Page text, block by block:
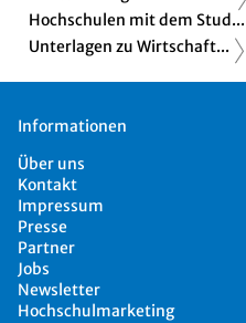
Hochschulen mit dem Stud...
Unterlagen zu Wirtschaft...
Informationen
Über uns
Kontakt
Impressum
Presse
Partner
Jobs
Newsletter
Hochschulmarketing